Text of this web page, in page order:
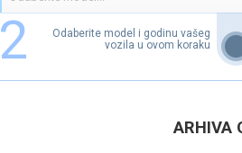
2
Odaberite model i godinu vašeg
vozila u ovom koraku
ARHIVA